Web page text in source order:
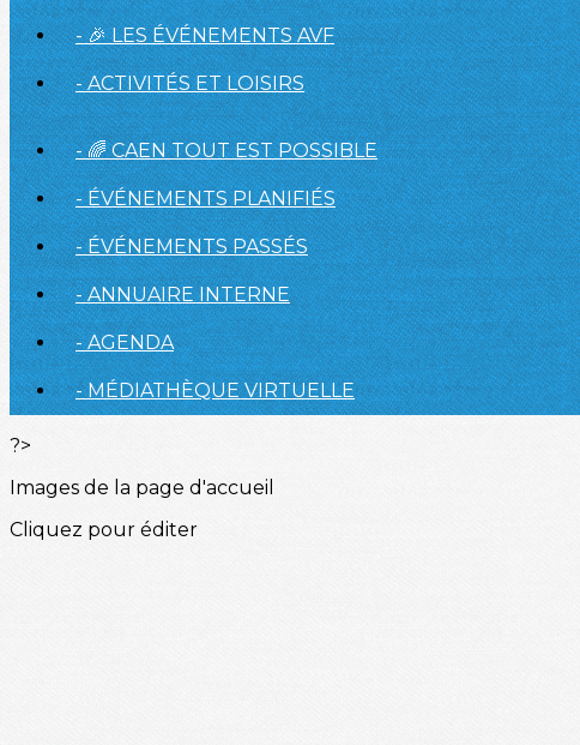
- 🎉 LES ÉVÉNEMENTS AVF
- ACTIVITÉS ET LOISIRS
- 🌈 CAEN TOUT EST POSSIBLE
- ÉVÉNEMENTS PLANIFIÉS
- ÉVÉNEMENTS PASSÉS
- ANNUAIRE INTERNE
- AGENDA
- MÉDIATHÈQUE VIRTUELLE
?>
Images de la page d'accueil
Cliquez pour éditer